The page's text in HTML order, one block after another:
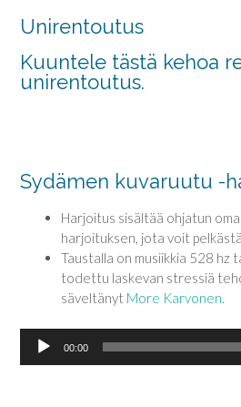
Unirentoutus
Kuuntele tästä kehoa
unirentoutus.
Sydämen kuvaruutu -
Harjoitus sisältää ohjatun
harjoituksen, jota voit
Taustalla on musiikkia 528 hz
todettu laskevan stressiä
säveltänyt More Karvonen.
Äänitoistin
00:00